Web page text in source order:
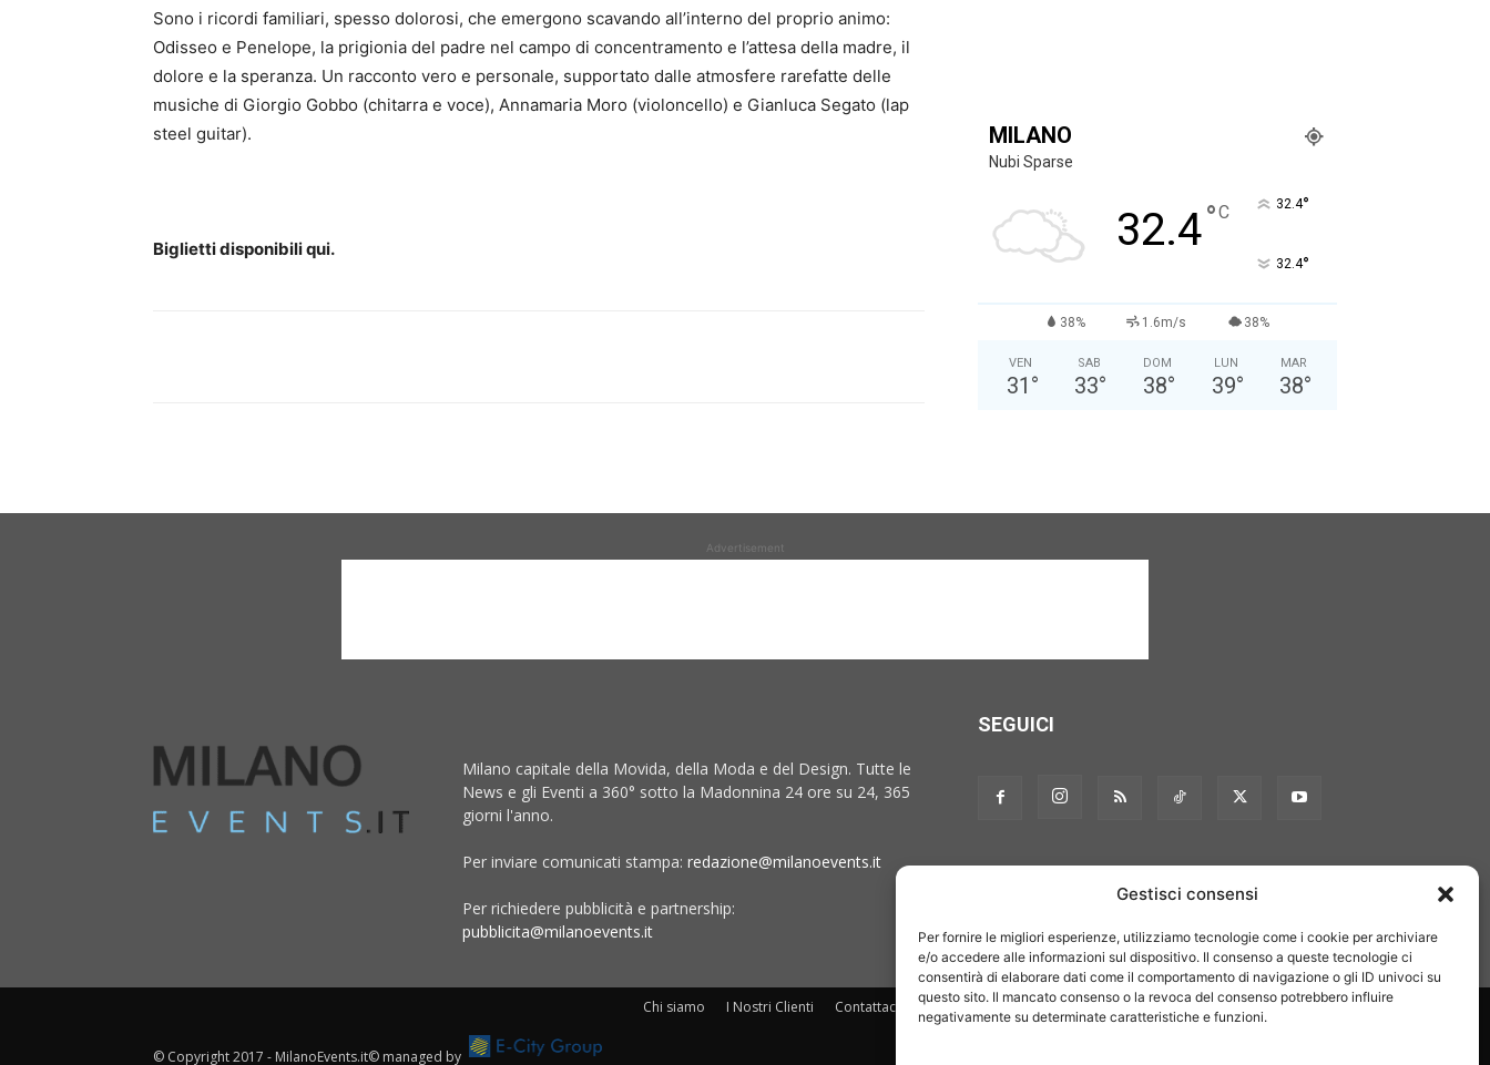
Gestisci consensi
Per fornire le migliori esperienze, utilizziamo tecnologie come i cookie per archiviare
e/o accedere alle informazioni sul dispositivo. Il consenso a queste tecnologie ci
consentirà di elaborare dati come il comportamento di navigazione o gli ID univoci su
questo sito. Il mancato consenso o la revoca del consenso potrebbero influire
negativamente su determinate caratteristiche e funzioni.
Sono i ricordi familiari, spesso dolorosi, che emergono scavando all’interno del proprio animo:
Odisseo e Penelope, la prigionia del padre nel campo di concentramento e l’attesa della madre, il
dolore e la speranza. Un racconto vero e personale, supportato dalle atmosfere rarefatte delle
musiche di Giorgio Gobbo (chitarra e voce), Annamaria Moro (violoncello) e Gianluca Segato (lap
steel guitar).
Biglietti disponibili qui.
MILANO
Nubi Sparse
32.4°C 32.4°
32.4°
38% 1.6m/s 38%
VEN
31 °
SAB
33°
DOM
38°
LUN
39°
MAR
38°
Advertisement
Milano capitale della Movida, della Moda e del Design. Tutte le
News e gli Eventi a 360° sotto la Madonnina 24 ore su 24, 365
giorni l'anno.
Per inviare comunicati stampa: redazione@milanoevents.it
Per richiedere pubblicità e partnership:
pubblicita@milanoevents.it
SEGUICI
Chi siamo I Nostri Clienti Contattaci Collabora con noi Pubblicità Privacy policy Linee editoriali
© Copyright 2017 - MilanoEvents.it© managed by